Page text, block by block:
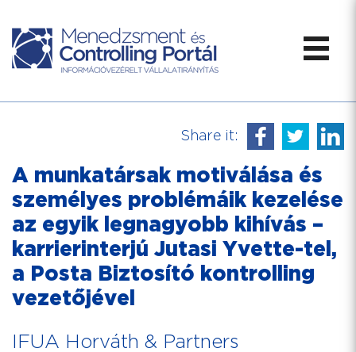
Share it:
A munkatársak motiválása és
személyes problémáik kezelése
az egyik legnagyobb kihívás –
karrierinterjú Jutasi Yvette-tel,
a Posta Biztosító kontrolling
vezetőjével
IFUA Horváth & Partners